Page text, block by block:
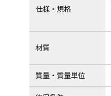
仕様・規格
材質
質量・質量単位